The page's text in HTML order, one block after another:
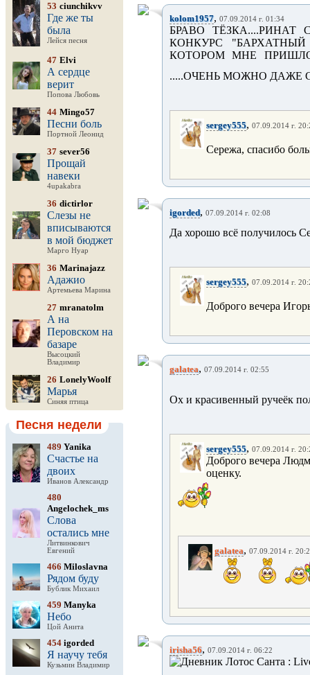
53 ciunchikvv
Где же ты
была
Лейся песня
47 Elvi
А сердце
верит
Попова Любовь
44 Mingo57
Песни боль
Портной Леонид
37 sever56
Прощай
навеки
4upakabra
36 dictirlor
Слезы не
вписываются
в мой бюджет
Марго Нуар
36 Marinajazz
Адажио
Артемьева Марина
27 mranatolm
А на
Перовском на
базаре
Высоцкий
Владимир
26 LonelyWoolf
Марья
Синяя птица
Песня недели
489 Yanika
Счастье на
двоих
Иванов Александр
480
Angelochek_ms
Слова
остались мне
Литвинкович
Евгений
466 Miloslavna
Рядом буду
Бублик Михаил
459 Manyka
Небо
Цой Анита
454 igorded
Я научу тебя
Кузьмин Владимир
kolom1957, 07.09.2014 г. 01:34
БРАВО
КОНКУРС
КОТОРОМ МНЕ
.....ОЧЕНЬ МОЖНО ДАЖЕ
sergey555, 07.09.2014 г.
Сережа, спасибо
igorded, 07.09.2014 г. 02:08
Да хорошо всё получилось
sergey555, 07.09.2014 г.
Доброго вечера
galatea, 07.09.2014 г. 02:55
Ох и красивенный ручеёк
sergey555, 07.09.2014 г.
Доброго вечера
оценку.
galatea, 07.09.2014 г.
irisha56, 07.09.2014 г. 06:22